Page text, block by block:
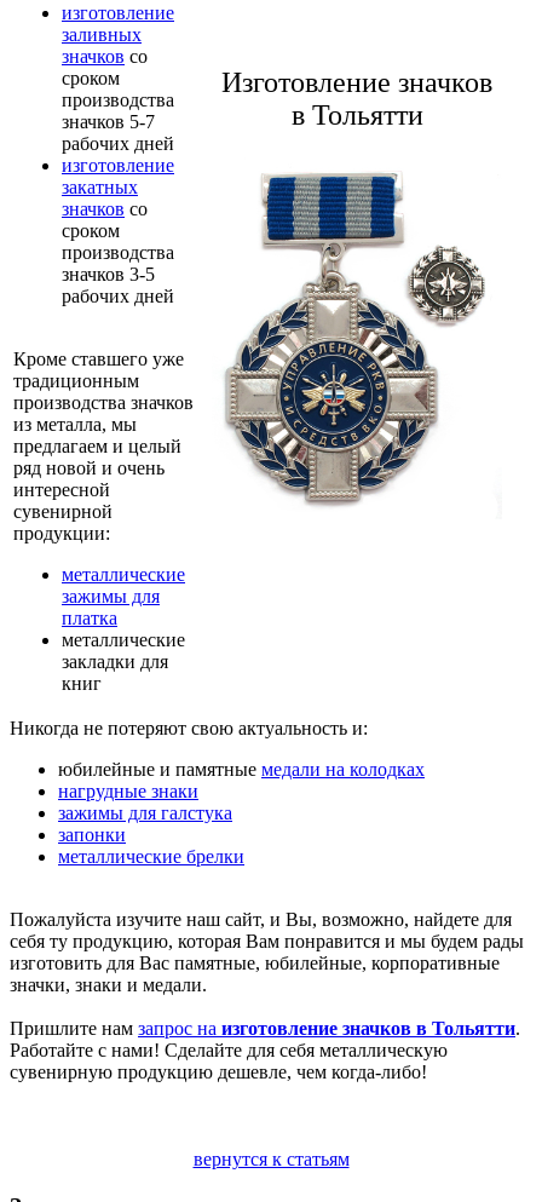
изготовление
заливных
значков со
сроком
производства
значков 5-7
рабочих дней
изготовление
закатных
значков со
сроком
производства
значков 3-5
рабочих дней
Кроме ставшего уже
традиционным
производства значков
из металла, мы
предлагаем и целый
ряд новой и очень
интересной
сувенирной
продукции:
металлические
зажимы для
платка
металлические
закладки для
книг
Изготовление значков
в Тольятти
Никогда не потеряют свою актуальность и:
юбилейные и памятные медали на колодках
нагрудные знаки
зажимы для галстука
запонки
металлические брелки
Пожалуйста изучите наш сайт, и Вы, возможно, найдете для
себя ту продукцию, которая Вам понравится и мы будем рады
изготовить для Вас памятные, юбилейные, корпоративные
значки, знаки и медали.
Пришлите нам запрос на изготовление значков в Тольятти.
Работайте с нами! Сделайте для себя металлическую
сувенирную продукцию дешевле, чем когда-либо!
вернутся к статьям